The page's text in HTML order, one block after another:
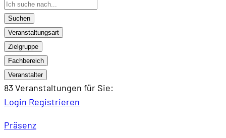
Suchen
Veranstaltungsart
Zielgruppe
Fachbereich
Veranstalter
83 Veranstaltungen für Sie:
Login Registrieren
Präsenz